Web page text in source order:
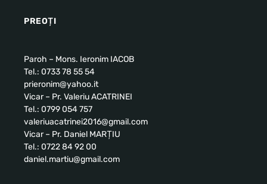
PREOȚI
Paroh – Mons. Ieronim IACOB
Tel.: 0733 78 55 54
prieronim@yahoo.it
Vicar – Pr. Valeriu ACATRINEI
Tel.: 0799 054 757
valeriuacatrinei2016@gmail.com
Vicar – Pr. Daniel MARȚIU
Tel.: 0722 84 92 00
daniel.martiu@gmail.com